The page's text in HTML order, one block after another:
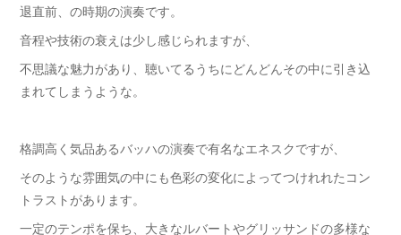
退直前、の時期の演奏です。
音程や技術の衰えは少し感じられますが、
不思議な魅力があり、聴いてるうちにどんどんその中に引き込
まれてしまうような。
格調高く気品あるバッハの演奏で有名なエネスクですが、
そのような雰囲気の中にも色彩の変化によってつけれれたコン
トラストがあります。
一定のテンポを保ち、大きなルバートやグリッサンドの多様な